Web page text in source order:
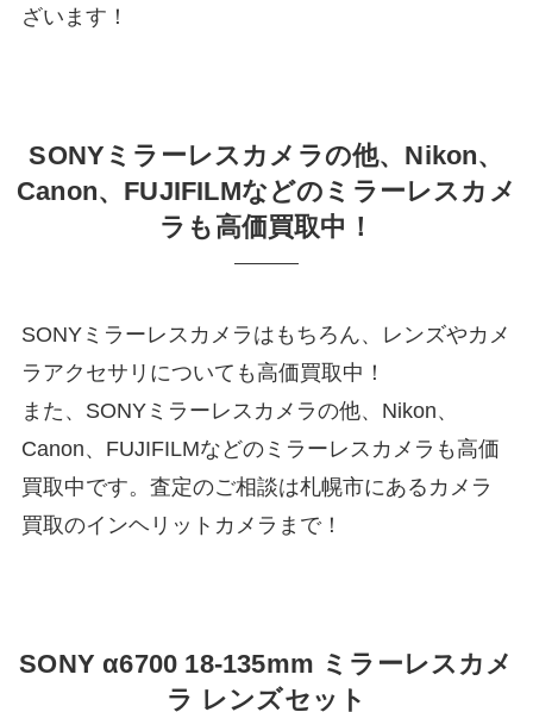
ざいます！
SONYミラーレスカメラの他、Nikon、
Canon、FUJIFILMなどのミラーレスカメ
ラも高価買取中！
SONYミラーレスカメラはもちろん、レンズやカメ
ラアクセサリについても高価買取中！
また、SONYミラーレスカメラの他、Nikon、
Canon、FUJIFILMなどのミラーレスカメラも高価
買取中です。査定のご相談は札幌市にあるカメラ
買取のインヘリットカメラまで！
SONY α6700 18‐135mm ミラーレスカメ
ラ レンズセット